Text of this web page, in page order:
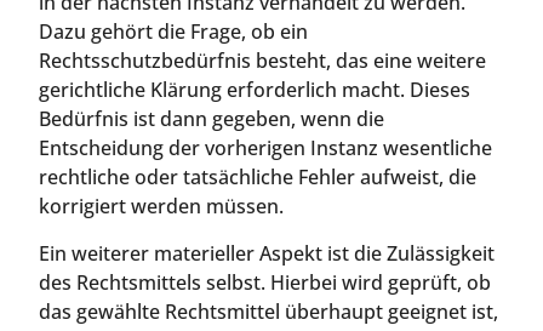
Dazu gehört die Frage, ob ein
Rechtsschutzbedürfnis besteht, das eine weitere
gerichtliche Klärung erforderlich macht. Dieses
Bedürfnis ist dann gegeben, wenn die
Entscheidung der vorherigen Instanz wesentliche
rechtliche oder tatsächliche Fehler aufweist, die
korrigiert werden müssen.
Ein weiterer materieller Aspekt ist die Zulässigkeit
des Rechtsmittels selbst. Hierbei wird geprüft, ob
das gewählte Rechtsmittel überhaupt geeignet ist,